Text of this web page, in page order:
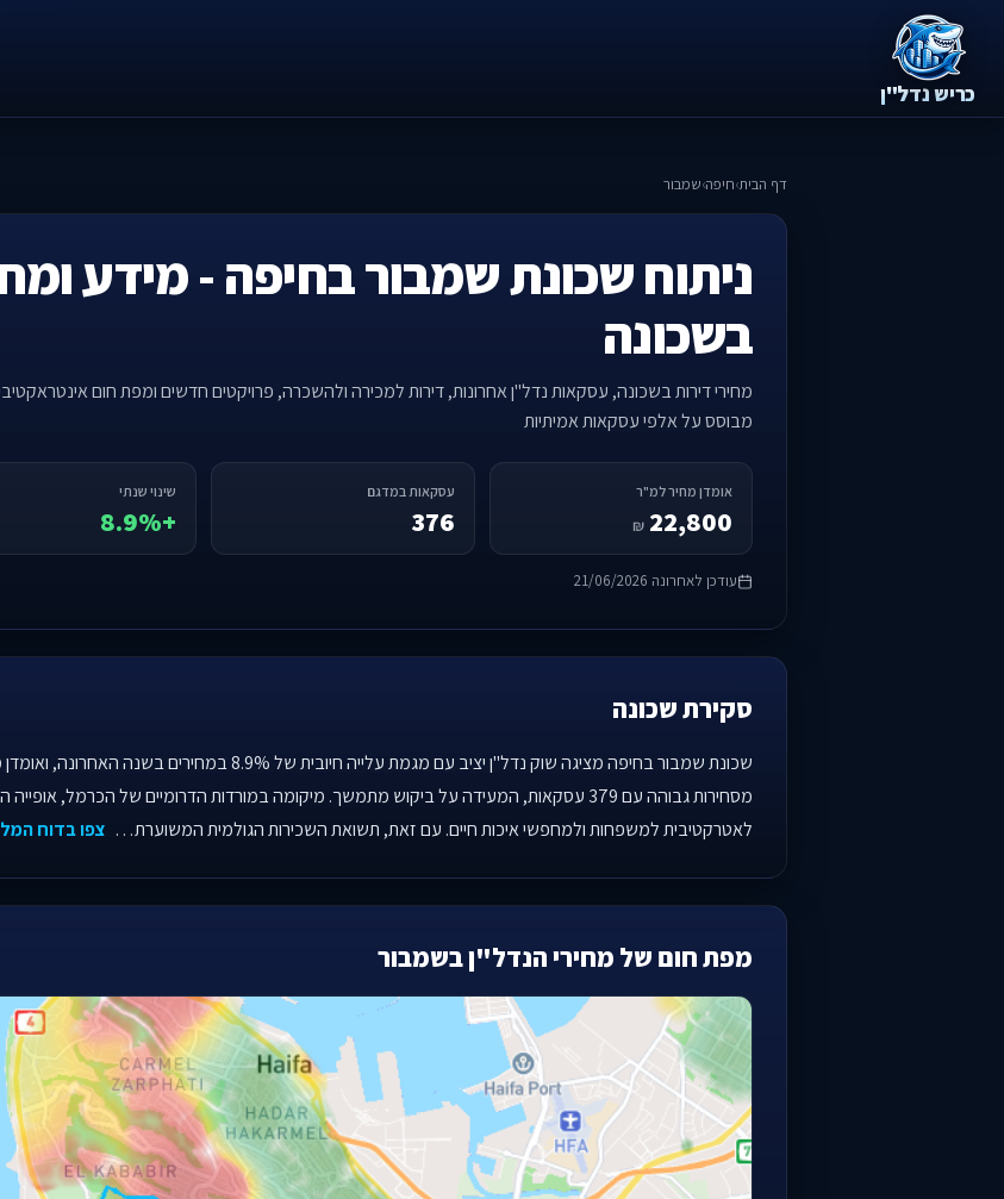
כריש נדל"ן
דף הבית›חיפה›שמבור
ניתוח שכונת שמבור בחיפה - מידע
בשכונה
מחירי דירות בשכונה, עסקאות נדל"ן אחרונות, דירות למכירה ולהשכרה, פרויקטים חדשים ומפת חום
מבוסס על אלפי עסקאות אמיתיות
אומדן מחיר למ"ר
22,800
₪
עסקאות במדגם
376
שינוי שנתי
+8.9%
עודכן לאחרונה 21/06/2026
סקירת שכונה
מסחירות גבוהה עם 379 עסקאות, המעידה על ביקוש מתמשך. מיקומה במורדות הדרומיים של הכרמל,
לאטרקטיבית למשפחות ולמחפשי איכות חיים. עם זאת, תשואת השכירות הגולמית המשוערת… צפו בדוח
מפת חום של מחירי הנדל"ן בשמבור